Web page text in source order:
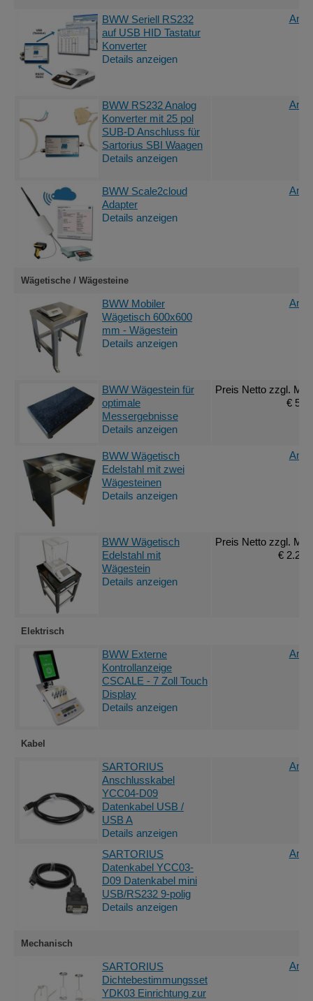
BWW Seriell RS232
auf USB HID Tastatur
Konverter
Details anzeigen
BWW RS232 Analog
Konverter mit 25 pol
SUB-D Anschluss für
Sartorius SBI Waagen
Details anzeigen
BWW Scale2cloud
Adapter
Details anzeigen
Wägetische / Wägesteine
BWW Mobiler
Wägetisch 600x600
mm - Wägestein
Details anzeigen
BWW Wägestein für
optimale
Messergebnisse
Details anzeigen
Preis Netto zzgl.
€
BWW Wägetisch
Edelstahl mit zwei
Wägesteinen
Details anzeigen
BWW Wägetisch
Edelstahl mit
Wägestein
Details anzeigen
Preis Netto zzgl.
€
Elektrisch
BWW Externe
Kontrollanzeige
CSCALE - 7 Zoll Touch
Display
Details anzeigen
Kabel
SARTORIUS
Anschlusskabel
YCC04-D09
Datenkabel USB /
USB A
Details anzeigen
SARTORIUS
Datenkabel YCC03-
D09 Datenkabel mini
USB/RS232 9-polig
Details anzeigen
Mechanisch
SARTORIUS
Dichtebestimmungsset
YDK03 Einrichtung zur